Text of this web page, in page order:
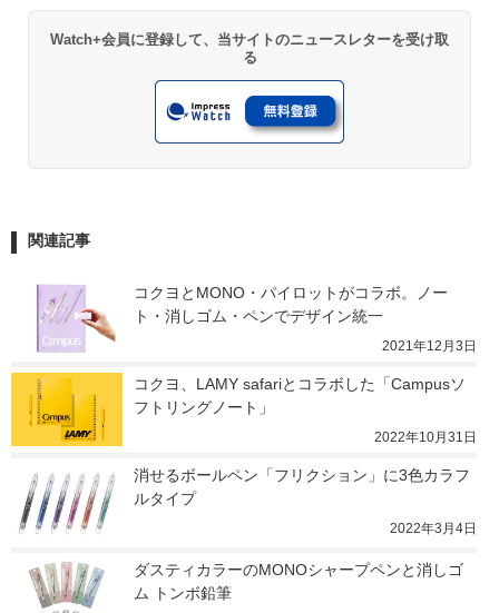
Watch+会員に登録して、当サイトのニュースレターを受け取
る
関連記事
コクヨとMONO・パイロットがコラボ。ノー
ト・消しゴム・ペンでデザイン統一
2021年12月3日
コクヨ、LAMY safariとコラボした「Campusソ
フトリングノート」
2022年10月31日
消せるボールペン「フリクション」に3色カラフ
ルタイプ
2022年3月4日
ダスティカラーのMONOシャープペンと消しゴ
ム トンボ鉛筆